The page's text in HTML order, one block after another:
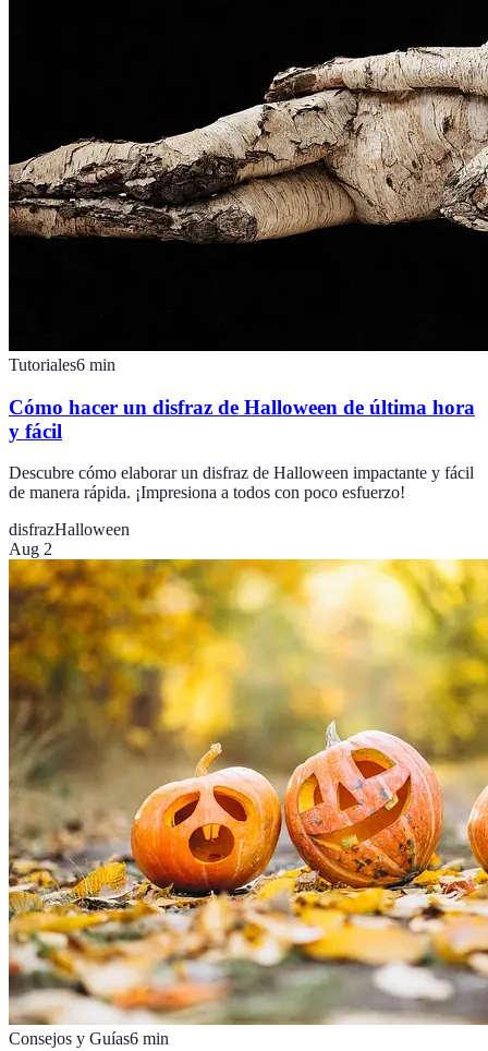
Tutoriales6 min
Cómo hacer un disfraz de Halloween de última hora
y fácil
Descubre cómo elaborar un disfraz de Halloween impactante y fácil
de manera rápida. ¡Impresiona a todos con poco esfuerzo!
disfrazHalloween
Aug 2
Consejos y Guías6 min